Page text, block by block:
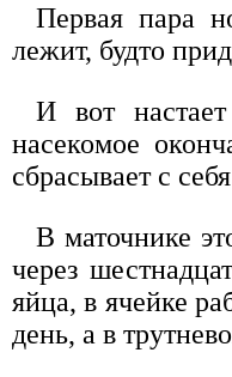
Первая пара
лежит, будто
И вот
насекомое
сбрасывает с
В маточнике
через
яйца, в ячейке
день, а в